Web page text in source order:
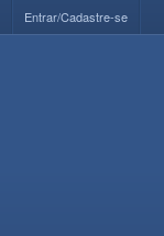
Entrar/Cadastre-se